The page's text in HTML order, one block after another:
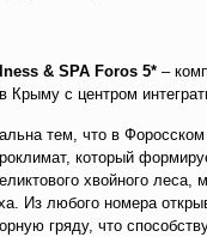
& SPA Foros 5* –
Крыму с центром
тем, что в
который
хвойного леса,
Из любого номера
гряду, что